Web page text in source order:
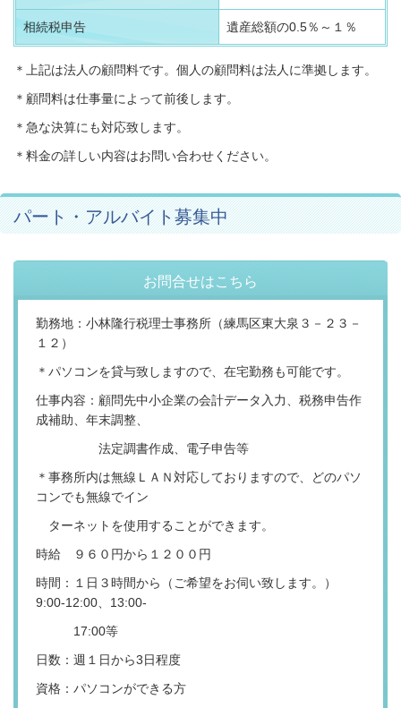
相続税申告 遺産総額の0.5％～１％
＊上記は法人の顧問料です。個人の顧問料は法人に準拠します。
＊顧問料は仕事量によって前後します。
＊急な決算にも対応致します。
＊料金の詳しい内容はお問い合わせください。
パート・アルバイト募集中
お問合せはこちら
勤務地：小林隆行税理士事務所（練馬区東大泉３－２３－
１２）
＊パソコンを貸与致しますので、在宅勤務も可能です。
仕事内容：顧問先中小企業の会計データ入力、税務申告作
成補助、年末調整、
法定調書作成、電子申告等
＊事務所内は無線ＬＡＮ対応しておりますので、どのパソ
コンでも無線でイン
ターネットを使用することができます。
時給 ９６０円から１２００円
時間：１日３時間から（ご希望をお伺い致します。）
9:00-12:00、13:00-
17:00等
日数：週１日から3日程度
資格：パソコンができる方